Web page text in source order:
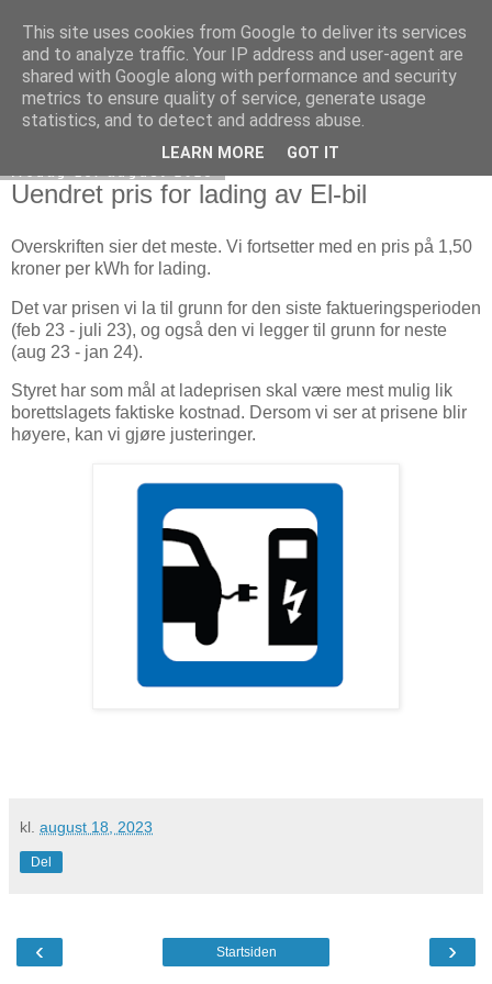
Verksgata borettslag
Uendret pris for lading av El-bil
Overskriften sier det meste. Vi fortsetter med en pris på 1,50
kroner per kWh for lading.
Det var prisen vi la til grunn for den siste faktueringsperioden
(feb 23 - juli 23), og også den vi legger til grunn for neste
(aug 23 - jan 24).
Styret har som mål at ladeprisen skal være mest mulig lik
borettslagets faktiske kostnad. Dersom vi ser at prisene blir
høyere, kan vi gjøre justeringer.
kl. august 18, 2023
Del
‹ ›
Startsiden
This site uses cookies from Google to deliver its services
and to analyze traffic. Your IP address and user-agent are
shared with Google along with performance and security
metrics to ensure quality of service, generate usage
statistics, and to detect and address abuse.
LEARN MORE GOT IT